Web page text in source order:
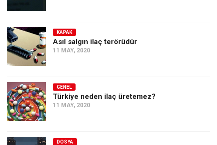
KAPAK
Asıl salgın ilaç terörüdür
11 MAY, 2020
GENEL
Türkiye neden ilaç üretemez?
11 MAY, 2020
DOSYA